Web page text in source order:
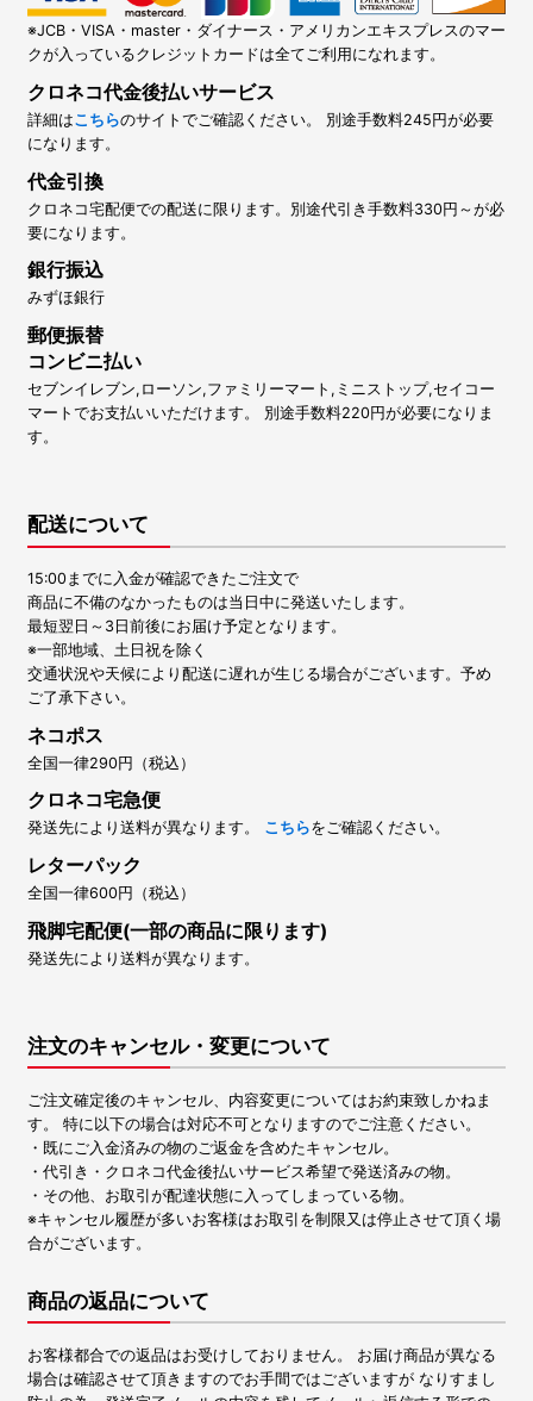
※JCB・VISA・master・ダイナース・アメリカンエキスプレスのマー
クが入っているクレジットカードは全てご利用になれます。
クロネコ代金後払いサービス
詳細はこちらのサイトでご確認ください。 別途手数料245円が必要
になります。
代金引換
クロネコ宅配便での配送に限ります。別途代引き手数料330円～が必
要になります。
銀行振込
みずほ銀行
郵便振替
コンビニ払い
セブンイレブン,ローソン,ファミリーマート,ミニストップ,セイコー
マートでお支払いいただけます。 別途手数料220円が必要になりま
す。
配送について
15:00までに入金が確認できたご注文で
商品に不備のなかったものは当日中に発送いたします。
最短翌日～3日前後にお届け予定となります。
※一部地域、土日祝を除く
交通状況や天候により配送に遅れが生じる場合がございます。予め
ご了承下さい。
ネコポス
全国一律290円（税込）
クロネコ宅急便
発送先により送料が異なります。 こちらをご確認ください。
レターパック
全国一律600円（税込）
飛脚宅配便(一部の商品に限ります)
発送先により送料が異なります。
注文のキャンセル・変更について
ご注文確定後のキャンセル、内容変更についてはお約束致しかねま
す。 特に以下の場合は対応不可となりますのでご注意ください。
・既にご入金済みの物のご返金を含めたキャンセル。
・代引き・クロネコ代金後払いサービス希望で発送済みの物。
・その他、お取引が配達状態に入ってしまっている物。
※キャンセル履歴が多いお客様はお取引を制限又は停止させて頂く場
合がございます。
商品の返品について
お客様都合での返品はお受けしておりません。 お届け商品が異なる
場合は確認させて頂きますのでお手間ではございますが なりすまし